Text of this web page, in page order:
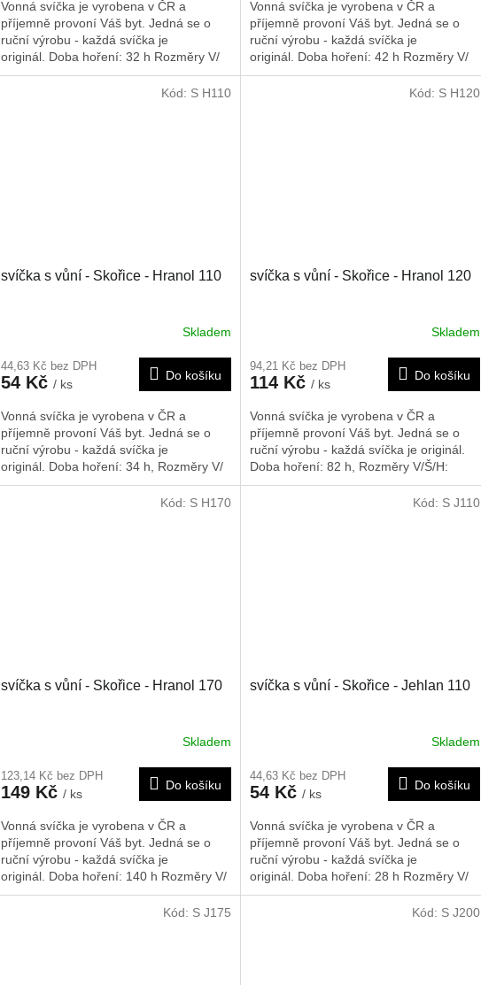
Vonná svíčka je vyrobena v ČR a
příjemně provoní Váš byt. Jedná se o
ruční výrobu - každá svíčka je
originál. Doba hoření: 32 h Rozměry V/
Š/H: 90/55 mm, tato svíčka je vhodná i
Vonná svíčka je vyrobena v ČR a
příjemně provoní Váš byt. Jedná se o
ruční výrobu - každá svíčka je
originál. Doba hoření: 42 h Rozměry V/
Š/H: 140/55 mm
svíčka s vůní - Skořice - Hranol 110
Skladem
44,63 Kč bez DPH
54 Kč / ks
Do košíku
Vonná svíčka je vyrobena v ČR a
příjemně provoní Váš byt. Jedná se o
ruční výrobu - každá svíčka je
originál. Doba hoření: 34 h, Rozměry V/
Š/H: 110/45/45 mm
Kód: S H110
svíčka s vůní - Skořice - Hranol 120
Skladem
94,21 Kč bez DPH
114 Kč / ks
Do košíku
Vonná svíčka je vyrobena v ČR a
příjemně provoní Váš byt. Jedná se o
ruční výrobu - každá svíčka je originál.
Doba hoření: 82 h, Rozměry V/Š/H:
120/75/75 mm
Kód: S H120
svíčka s vůní - Skořice - Hranol 170
Skladem
123,14 Kč bez DPH
149 Kč / ks
Do košíku
Vonná svíčka je vyrobena v ČR a
příjemně provoní Váš byt. Jedná se o
ruční výrobu - každá svíčka je
originál. Doba hoření: 140 h Rozměry V/
Š/H: 170/75/75 mm
Kód: S H170
svíčka s vůní - Skořice - Jehlan 110
Skladem
44,63 Kč bez DPH
54 Kč / ks
Do košíku
Vonná svíčka je vyrobena v ČR a
příjemně provoní Váš byt. Jedná se o
ruční výrobu - každá svíčka je
originál. Doba hoření: 28 h Rozměry V/
Š/H: 110/65/65 mm
Kód: S J110
Kód: S J175 Kód: S J200